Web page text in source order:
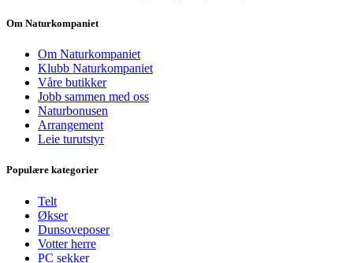
Om Naturkompaniet
Om Naturkompaniet
Klubb Naturkompaniet
Våre butikker
Jobb sammen med oss
Naturbonusen
Arrangement
Leie turutstyr
Populære kategorier
Telt
Økser
Dunsoveposer
Votter herre
PC sekker